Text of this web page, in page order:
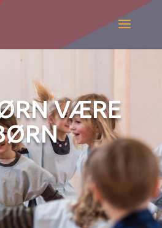
VÆRE